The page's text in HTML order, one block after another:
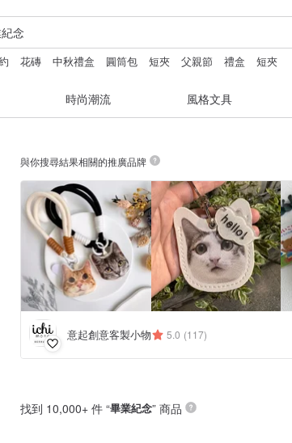
花磚 中秋禮盒 圓筒包 短夾 父親節 禮盒 短夾
時尚潮流 風格文具
與你搜尋結果相關的推廣品牌
意起創意客製小物 5.0 (117)
找到 10,000+ 件 “畢業紀念” 商品